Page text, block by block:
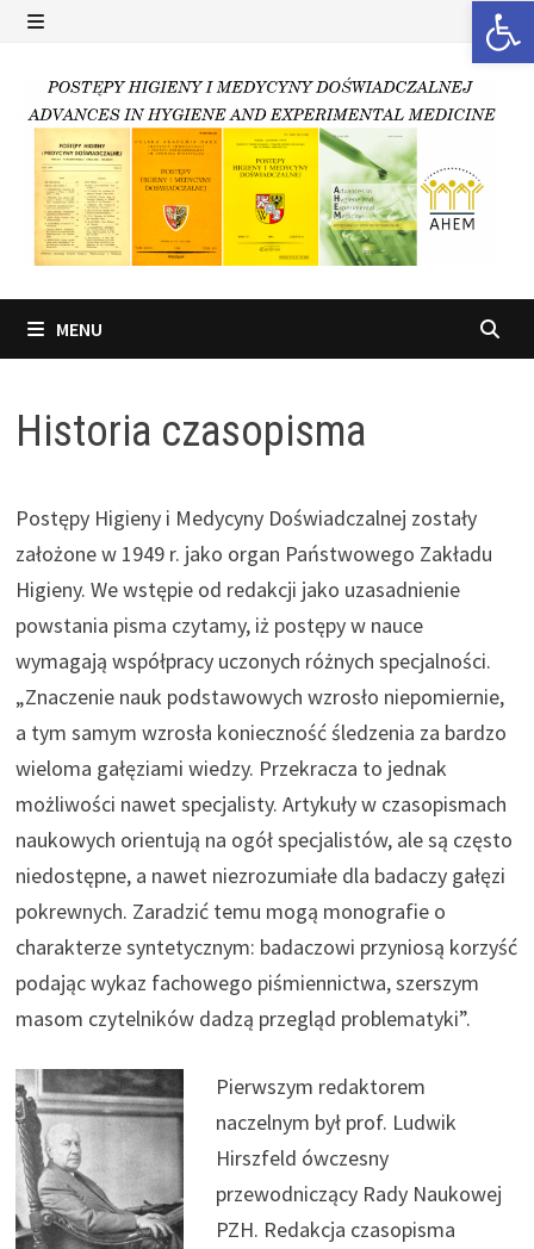
Skip
content
MENU
Historia czasopisma
Postępy Higieny i Medycyny Doświadczalnej zostały
założone w 1949 r. jako organ Państwowego Zakładu
Higieny. We wstępie od redakcji jako uzasadnienie
powstania pisma czytamy, iż postępy w nauce
wymagają współpracy uczonych różnych specjalności.
„Znaczenie nauk podstawowych wzrosło niepomiernie,
a tym samym wzrosła konieczność śledzenia za bardzo
wieloma gałęziami wiedzy. Przekracza to jednak
możliwości nawet specjalisty. Artykuły w czasopismach
naukowych orientują na ogół specjalistów, ale są często
niedostępne, a nawet niezrozumiałe dla badaczy gałęzi
pokrewnych. Zaradzić temu mogą monografie o
charakterze syntetycznym: badaczowi przyniosą korzyść
podając wykaz fachowego piśmiennictwa, szerszym
masom czytelników dadzą przegląd problematyki”.
Pierwszym redaktorem
naczelnym był prof. Ludwik
Hirszfeld ówczesny
przewodniczący Rady Naukowej
PZH. Redakcja czasopisma